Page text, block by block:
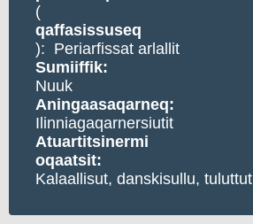
(
qaffasissuseq
): Periarfissat arlallit
Sumiiffik:
Nuuk
Aningaasaqarneq:
Ilinniagaqarnersiutit
Atuartitsinermi
oqaatsit:
Kalaallisut, danskisullu, tuluttut